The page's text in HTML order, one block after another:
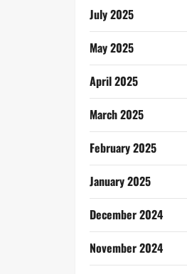
July 2025
May 2025
April 2025
March 2025
February 2025
January 2025
December 2024
November 2024